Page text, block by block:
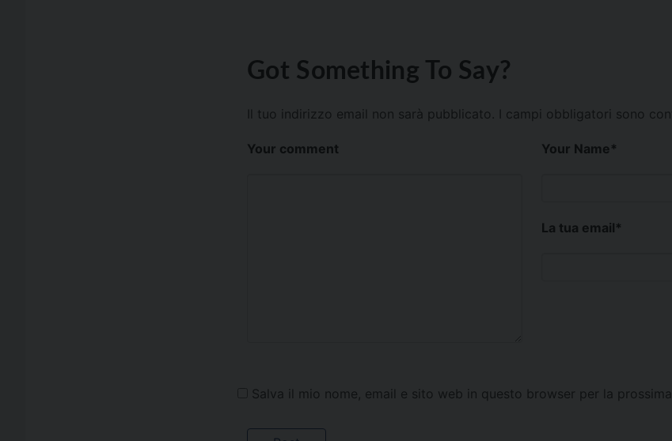
Got Something To Say?
Il tuo indirizzo email non sarà pubblicato. I campi obbligatori sono
Your comment Your Name*
La tua email*
Salva il mio nome, email e sito web in questo browser per la